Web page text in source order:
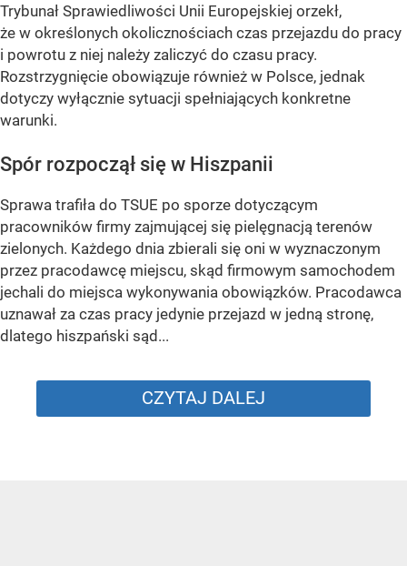
Trybunał Sprawiedliwości Unii Europejskiej orzekł,
że w określonych okolicznościach czas przejazdu do pracy
i powrotu z niej należy zaliczyć do czasu pracy.
Rozstrzygnięcie obowiązuje również w Polsce, jednak
dotyczy wyłącznie sytuacji spełniających konkretne
warunki.
Spór rozpoczął się w Hiszpanii
Sprawa trafiła do TSUE po sporze dotyczącym
pracowników firmy zajmującej się pielęgnacją terenów
zielonych. Każdego dnia zbierali się oni w wyznaczonym
przez pracodawcę miejscu, skąd firmowym samochodem
jechali do miejsca wykonywania obowiązków. Pracodawca
uznawał za czas pracy jedynie przejazd w jedną stronę,
dlatego hiszpański sąd...
CZYTAJ DALEJ